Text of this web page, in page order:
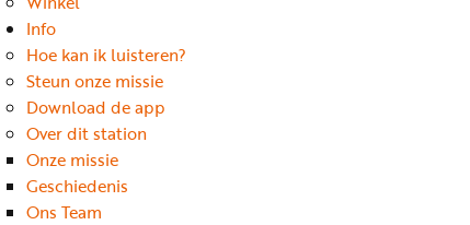
Info
Hoe kan ik luisteren?
Steun onze missie
Download de app
Over dit station
Onze missie
Geschiedenis
Ons Team
voorwaarden